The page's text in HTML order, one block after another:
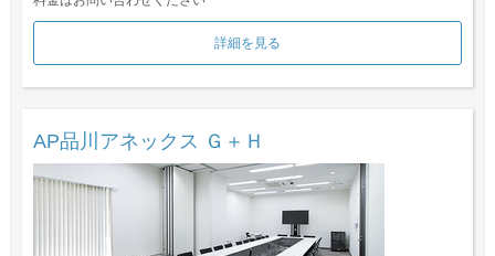
詳細を見る
AP品川アネックス Ｇ＋Ｈ